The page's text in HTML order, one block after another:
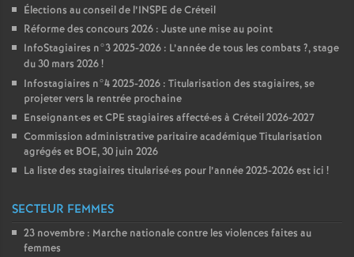
Élections au conseil de l’INSPE de Créteil
Réforme des concours 2026 : Juste une mise au point
InfoStagiaires n°3 2025-2026 : L’année de tous les combats ?, stage
du 30 mars 2026!
Infostagiaires n°4 2025-2026 : Titularisation des stagiaires, se
projeter vers la rentrée prochaine
Enseignant·es etCPE stagiaires affecté·es à Créteil 2026-2027
Commission administrative paritaire académique Titularisation
agrégés et BOE, 30 juin 2026
La liste des stagiaires titularisé·es pour l’année 2025-2026 est ici !
SECTEUR FEMMES
23 novembre : Marche nationale contre les violences faites au
femmes